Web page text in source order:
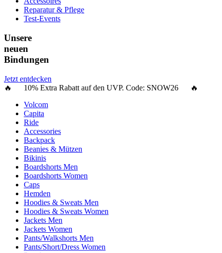
Reparatur & Pflege
Test-Events
Unsere
neuen
Bindungen
Jetzt entdecken
🔥 10% Extra Rabatt auf den UVP. Code: SNOW26 🔥
Volcom
Capita
Ride
Accessories
Backpack
Beanies & Mützen
Bikinis
Boardshorts Men
Boardshorts Women
Caps
Hemden
Hoodies & Sweats Men
Hoodies & Sweats Women
Jackets Men
Jackets Women
Pants/Walkshorts Men
Pants/Short/Dress Women